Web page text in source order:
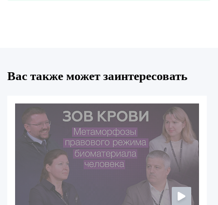
Вас также может заинтересовать